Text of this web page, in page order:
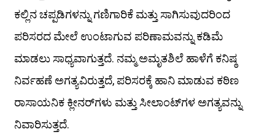
ಕಲ್ಲಿನ ಚಪ್ಪಡಿಗಳನ್ನು ಗಣಿಗಾರಿಕೆ ಮತ್ತು ಸಾಗಿಸುವುದರಿಂದ
ಪರಿಸರದ ಮೇಲೆ ಉಂಟಾಗುವ ಪರಿಣಾಮವನ್ನು ಕಡಿಮೆ
ಮಾಡಲು ಸಾಧ್ಯವಾಗುತ್ತದೆ. ನಮ್ಮ ಅಮೃತಶಿಲೆ ಹಾಳೆಗೆ ಕನಿಷ್ಠ
ನಿರ್ವಹಣೆ ಅಗತ್ಯವಿರುತ್ತದೆ, ಪರಿಸರಕ್ಕೆ ಹಾನಿ ಮಾಡುವ ಕಠಿಣ
ರಾಸಾಯನಿಕ ಕ್ಲೀನರ್‌ಗಳು ಮತ್ತು ಸೀಲಾಂಟ್‌ಗಳ ಅಗತ್ಯವನ್ನು
ನಿವಾರಿಸುತ್ತದೆ.